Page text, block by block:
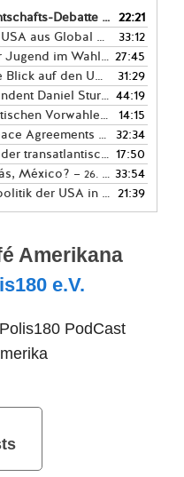
Café Amerikana: Vizepräsidentschafts-Debatte in den USA - eine Schnellanalyse 22:21
Café Amerikana: Rückzug der USA aus Global Health? – Ein Gespräch mit SWP-Wissenschaftlerin Maike Voss
33:12
Café Amerikana: Die Rolle der Jugend im Wahlkampf – Junger Think Tanker Colin Wolfgang 27:45
Café Amerikana: Der deutsche Blick auf den US-Wahlkampf – Außenpolitiker Jürgen Hardt (CDU)
31:29
Café Amerikana: US-Korrespondent Daniel Sturm — 29.
44:19
Café Amerikana: Die demokratischen Vorwahlen 2020
— 16.
14:15
Café Amerikana: Gender in Peace Agreements – Colombia 32:34
Café Amerikana - Die Zukunft der transatlantische Beziehungen: Rocky Road oder Cookies and Cream? 17:50
México? — 26. JUNI 2018
33:54
Café Amerikana - Die Nahostpolitik der USA in der Ära von Trump: Kontinuität oder Kehrtwende? Teil II 21:39
Amerikana
e.V.
PodCast